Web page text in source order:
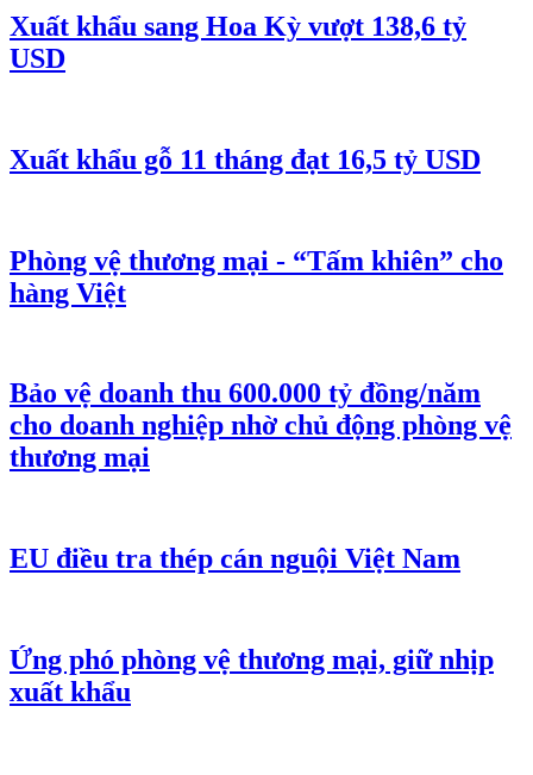
Xuất khẩu sang Hoa Kỳ vượt 138,6 tỷ
USD
Xuất khẩu gỗ 11 tháng đạt 16,5 tỷ USD
Phòng vệ thương mại - “Tấm khiên” cho
hàng Việt
Bảo vệ doanh thu 600.000 tỷ đồng/năm
cho doanh nghiệp nhờ chủ động phòng vệ
thương mại
EU điều tra thép cán nguội Việt Nam
Ứng phó phòng vệ thương mại, giữ nhịp
xuất khẩu